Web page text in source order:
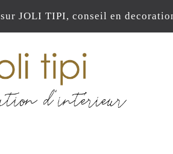
JOLI TIPI, conseil en